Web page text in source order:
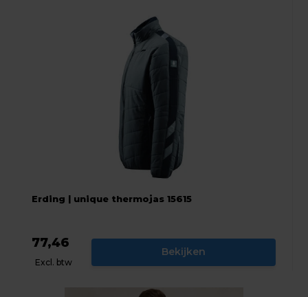
Erding | unique thermojas 15615
77,46
Excl. btw
Bekijken